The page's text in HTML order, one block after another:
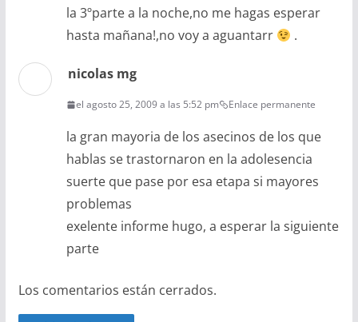
la 3ºparte a la noche,no me hagas esperar
hasta mañana!,no voy a aguantarr
.
nicolas mg
el agosto 25, 2009 a las 5:52 pm Enlace permanente
la gran mayoria de los asecinos de los que
hablas se trastornaron en la adolesencia
suerte que pase por esa etapa si mayores
problemas
exelente informe hugo, a esperar la siguiente
parte
Los comentarios están cerrados.